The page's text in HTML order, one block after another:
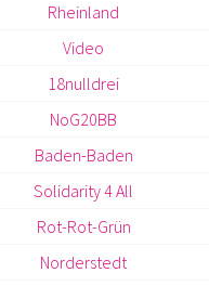
Rheinland
Video
18nulldrei
NoG20BB
Baden-Baden
Solidarity 4 All
Rot-Rot-Grün
Norderstedt